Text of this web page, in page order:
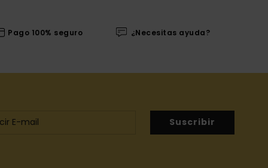
Pago 100% seguro ¿Necesitas ayuda?
Suscribir